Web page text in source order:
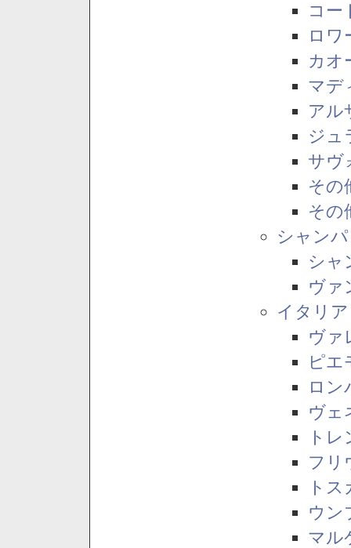
コー
ロワ
カオ
マデ
アル
ジュ
サヴ
その
その
シャン
シャ
ヴァ
イタリア
ヴァ
ピエ
ロン
ヴェ
ト
フリ
ト
ウン
マル